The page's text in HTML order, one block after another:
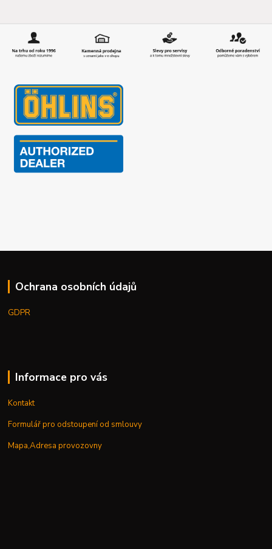
Ochrana osobních údajů
GDPR
Informace pro vás
Kontakt
Formulář pro odstoupení od smlouvy
Mapa,Adresa provozovny